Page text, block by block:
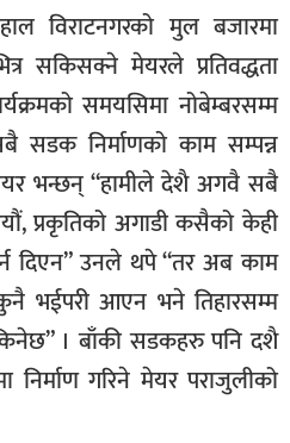
विराटनगरको मुल बजारमा
सकिसक्ने मेयरले प्रतिवद्धता
समयसिमा नोबेम्बरसम्म
सडक निर्माणको काम सम्पन्न
भन्छन् “हामीले देशै अगवै सबै
प्रकृतिको अगाडी कसैको केही
दिएन” उनले थपे “तर अब काम
भईपरी आएन भने तिहारसम्म
। बाँकी सडकहरु पनि दशै
निर्माण गरिने मेयर पराजुलीको